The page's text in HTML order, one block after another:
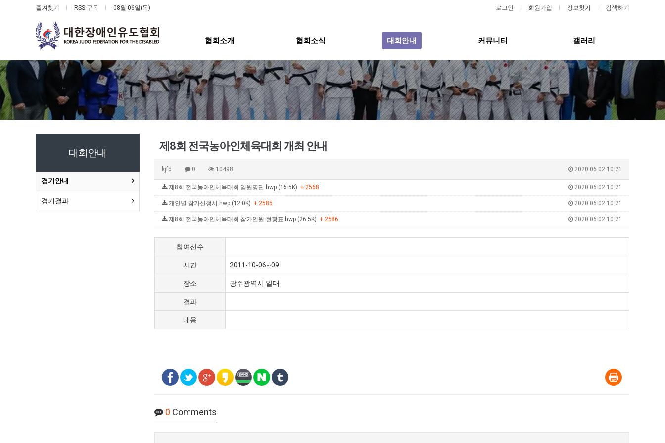
즐겨찾기 RSS 구독 08월 06일(목) 로그인 회원가입 정보찾기 검색하기
협회소개 협회소식 대회안내 커뮤니티 갤러리
제8회 전국농아인체육대회 개최 안내
kjfd 0 10498 2020.06.02 10:21
2020.06.02 10:21
제8회 전국농아인체육대회 임원명단.hwp (15.5K) + 2568
2020.06.02 10:21
개인별 참가신청서.hwp (12.0K) + 2585
2020.06.02 10:21
제8회 전국농아인체육대회 참가인원 현황표.hwp (26.5K) + 2586
참여선수
시간 2011-10-06~09
장소 광주광역시 일대
결과
내용
0 Comments
대회안내
경기안내
경기결과